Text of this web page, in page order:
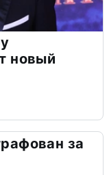
новый
за